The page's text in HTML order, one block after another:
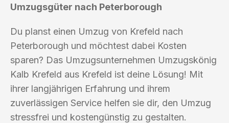
Umzugsgüter nach Peterborough
Du planst einen Umzug von Krefeld nach
Peterborough und möchtest dabei Kosten
sparen? Das Umzugsunternehmen Umzugskönig
Kalb Krefeld aus Krefeld ist deine Lösung! Mit
ihrer langjährigen Erfahrung und ihrem
zuverlässigen Service helfen sie dir, den Umzug
stressfrei und kostengünstig zu gestalten.